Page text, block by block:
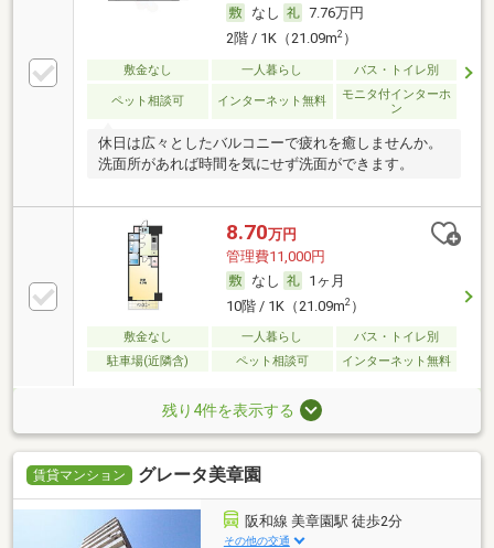
なし
7.76万円
2階 / 1K（21.09m2）
敷金なし 一人暮らし バス・トイレ別
ペット相談可 インターネット無料
モニタ付インターホ
ン
休日は広々としたバルコニーで疲れを癒しませんか。
洗面所があれば時間を気にせず洗面ができます。
8.70万円
管理費11,000円
なし
1ヶ月
10階 / 1K（21.09m2）
敷金なし 一人暮らし
バス・トイレ別
駐車場(近隣含)
ペット相談可 インターネット無料
残り4件を表示する
賃貸マンション グレータ美章園
阪和線 美章園駅 徒歩2分
その他の交通